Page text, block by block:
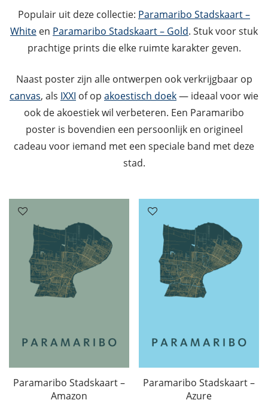
Populair uit deze collectie: Paramaribo Stadskaart –
White en Paramaribo Stadskaart – Gold. Stuk voor stuk
prachtige prints die elke ruimte karakter geven.
Naast poster zijn alle ontwerpen ook verkrijgbaar op
canvas, als IXXI of op akoestisch doek— ideaal voor wie
ook de akoestiek wil verbeteren. Een Paramaribo
poster is bovendien een persoonlijk en origineel
cadeau voor iemand met een speciale band met deze
stad.
Paramaribo Stadskaart –
Amazon
Paramaribo Stadskaart –
Azure